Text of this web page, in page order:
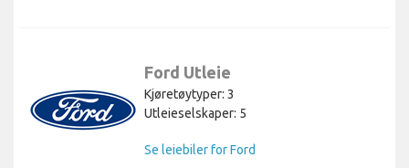
Ford Utleie
Kjøretøytyper: 3
Utleieselskaper: 5
Se leiebiler for Ford